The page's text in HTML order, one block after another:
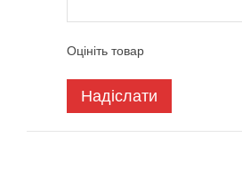
Оцініть товар
Надіслати